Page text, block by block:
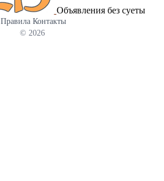
Объявления без суеты
Правила Контакты
© 2026